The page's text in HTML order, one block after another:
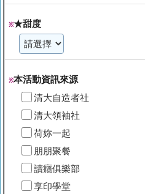
※★甜度
※本活動資訊來源
清大自造者社
清大領袖社
荷妳一起
朋朋聚餐
讀癮俱樂部
享印學堂